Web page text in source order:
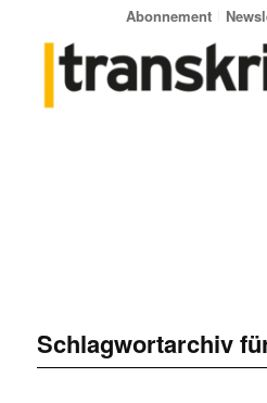
Abonnement
Schlagwortarchiv